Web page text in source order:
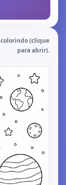
(clique
para abrir).